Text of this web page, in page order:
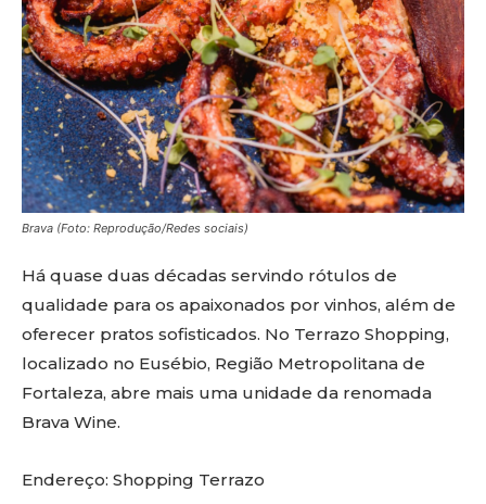
Brava (Foto: Reprodução/Redes sociais)
Há quase duas décadas servindo rótulos de
qualidade para os apaixonados por vinhos, além de
oferecer pratos sofisticados. No Terrazo Shopping,
localizado no Eusébio, Região Metropolitana de
Fortaleza, abre mais uma unidade da renomada
Brava Wine.
Endereço: Shopping Terrazo